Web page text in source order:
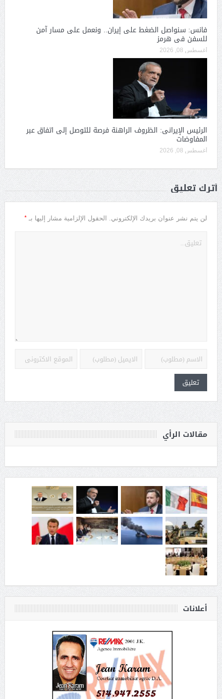
فانس: سنواصل الضغط على إيران.. ونعمل على مسار آمن
للسفن فى هرمز
أغسطس 08, 2026
الرئيس الإيرانى: الظروف الراهنة فرصة للتوصل إلى اتفاق عبر
المفاوضات
أغسطس 08, 2026
أترك تعليق
لن يتم نشر عنوان بريدك الإلكتروني. الحقول الإلزامية مشار إليها بـ *
مقالات الرأي
أعلانات